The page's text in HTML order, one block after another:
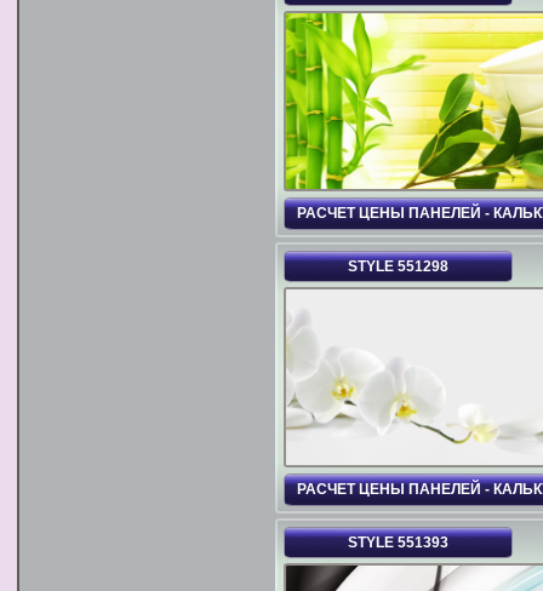
РАСЧЕТ ЦЕНЫ ПАНЕЛЕЙ -
STYLE 551298
РАСЧЕТ ЦЕНЫ ПАНЕЛЕЙ -
STYLE 551393